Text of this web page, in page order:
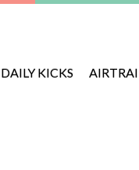
DAILY KICKS